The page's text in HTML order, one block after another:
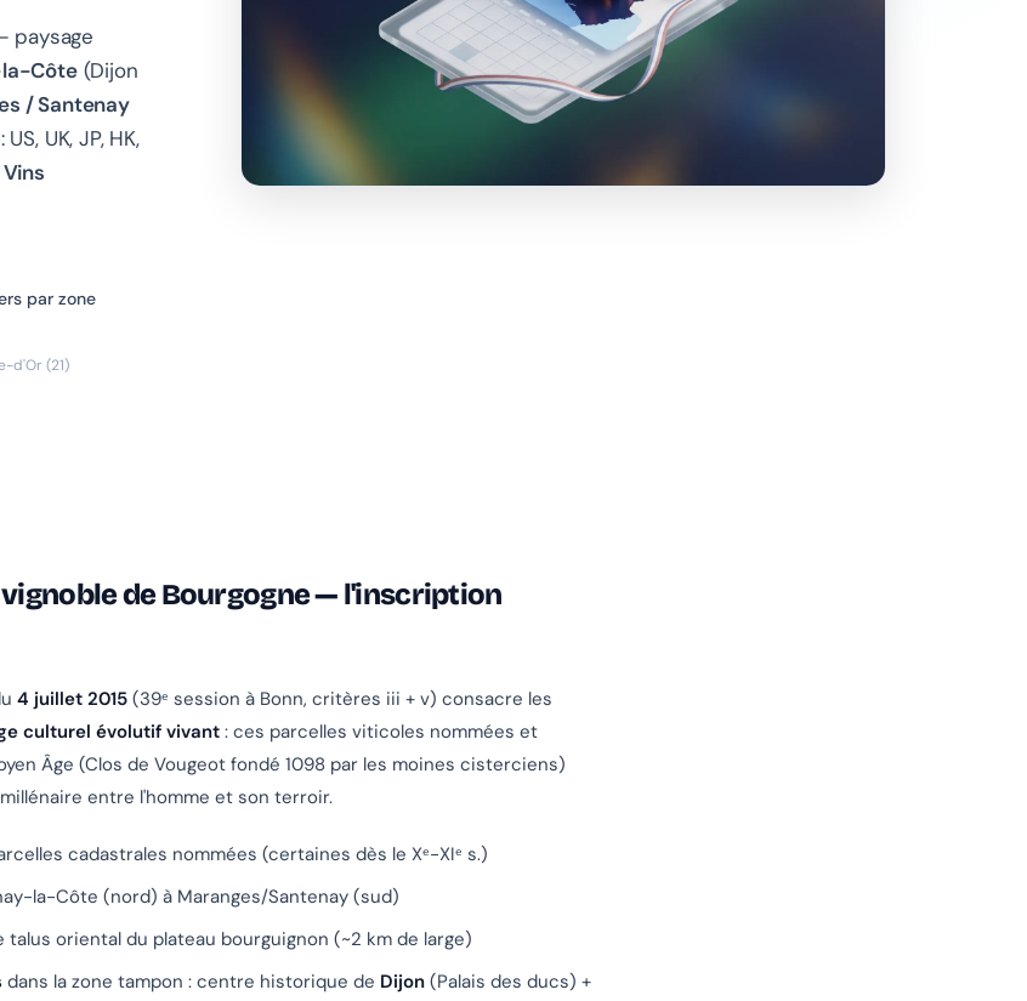
paysage
Côte(Dijon
/ Santenay
UK, JP, HK,
par zone
d'Or (21)
vignoble de Bourgogne — l'inscription
4 juillet 2015 (39ᵉ session à Bonn, critères iii + v) consacre les
culturel évolutif vivant: ces parcelles viticoles nommées et
Âge (Clos de Vougeot fondé 1098 par les moines cisterciens)
entre l'homme et son terroir.
cadastrales nommées (certaines dès le Xᵉ-XIᵉ s.)
la-Côte (nord) à Maranges/Santenay (sud)
talus oriental du plateau bourguignon (~2 km de large)
dans la zone tampon : centre historique de Dijon (Palais des ducs) +